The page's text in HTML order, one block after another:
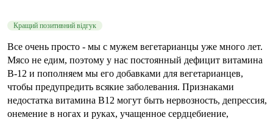
Кращий позитивний відгук
Все очень просто - мы с мужем вегетарианцы уже много лет.
Mясо не едим, поэтому у нас постоянный дефицит витамина
В-12 и пополняем мы его добавками для вегетарианцев,
чтобы предупредить всякие заболевания. Признаками
недостатка витамина B12 могут быть нервозность, депрессия,
онемение в ногах и руках, учащенное сердцебиение,